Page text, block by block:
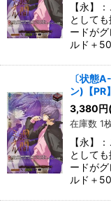
【永】
として
ードが
ルド＋
〔状態
ン)【PR
3,380円
在庫数 1
【永】
として
ードが
ルド＋